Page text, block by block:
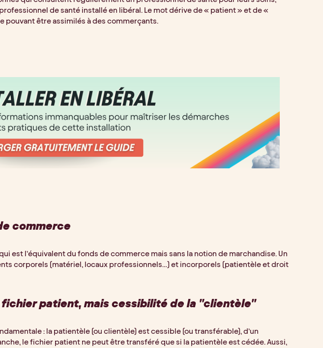
de santé installé en libéral. Le mot dérive de « patient » et de «
pouvant être assimilés à des commerçants.
commerce
est l’équivalent du fonds de commerce mais sans la notion de marchandise. Un
corporels (matériel, locaux professionnels…) et incorporels (patientèle et droit
patient, mais cessibilité de la "clientèle"
: la patientèle (ou clientèle) est cessible (ou transférable), d’un
le fichier patient ne peut être transféré que si la patientèle est cédée. Aussi,